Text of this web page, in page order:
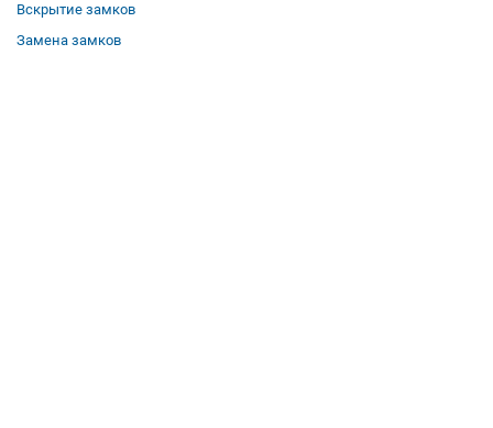
Вскрытие замков
Замена замков